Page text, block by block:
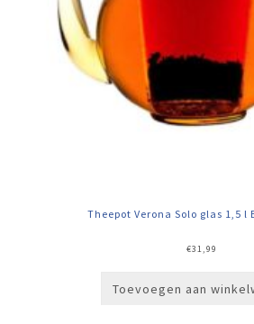
Theepot Verona Solo glas 1,5 l
€31,99
Toevoegen aan